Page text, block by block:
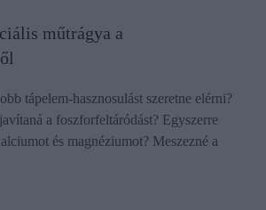
műtrágya a
tápelem-hasznosulást szeretne elérni?
a foszforfeltáródást? Egyszerre
és magnéziumot? Meszezné a